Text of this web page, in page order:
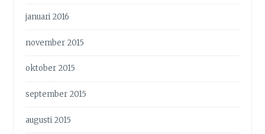
januari 2016
november 2015
oktober 2015
september 2015
augusti 2015